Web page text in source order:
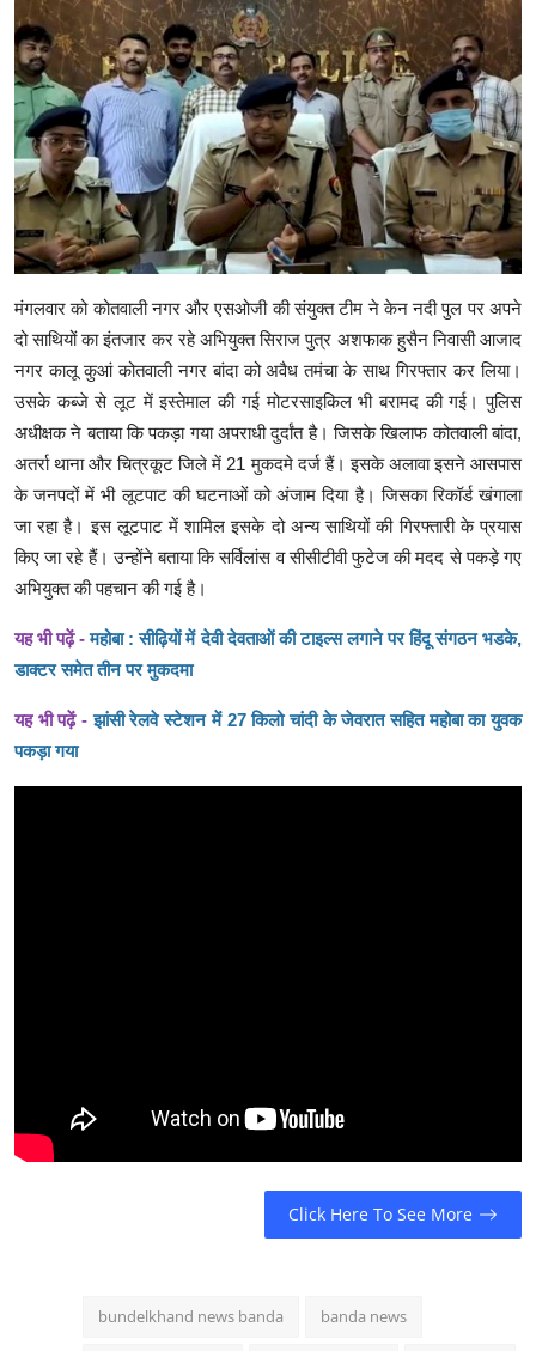
मंगलवार को कोतवाली नगर और एसओजी की संयुक्त टीम ने केन नदी पुल पर अपने
दो साथियों का इंतजार कर रहे अभियुक्त सिराज पुत्र अशफाक हुसैन निवासी आजाद
नगर कालू कुआं कोतवाली नगर बांदा को अवैध तमंचा के साथ गिरफ्तार कर लिया।
उसके कब्जे से लूट में इस्तेमाल की गई मोटरसाइकिल भी बरामद की गई। पुलिस
अधीक्षक ने बताया कि पकड़ा गया अपराधी दुर्दांत है। जिसके खिलाफ कोतवाली बांदा,
अतर्रा थाना और चित्रकूट जिले में 21 मुकदमे दर्ज हैं। इसके अलावा इसने आसपास
के जनपदों में भी लूटपाट की घटनाओं को अंजाम दिया है। जिसका रिकॉर्ड खंगाला
जा रहा है। इस लूटपाट में शामिल इसके दो अन्य साथियों की गिरफ्तारी के प्रयास
किए जा रहे हैं। उन्होंने बताया कि सर्विलांस व सीसीटीवी फुटेज की मदद से पकड़े गए
अभियुक्त की पहचान की गई है।
यह भी पढ़ें -महोबा : सीढ़ियों में देवी देवताओं की टाइल्स लगाने पर हिंदू संगठन भडके,
डाक्टर समेत तीन पर मुकदमा
यह भी पढ़ें -झांसी रेलवे स्टेशन में 27 किलो चांदी के जेवरात सहित महोबा का युवक
पकड़ा गया
Click Here To See More
bundelkhand news banda banda news